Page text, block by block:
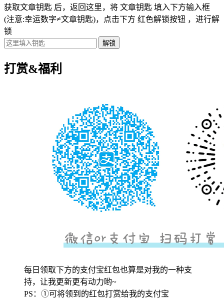
获取文章钥匙 后，返回这里，将 文章钥匙 填入下方输入框
(注意:幸运数字≠文章钥匙)，点击下方 红色解锁按钮 ，进行解
锁
打赏&福利
每日领取下方的支付宝红包也算是对我的一种支
持，让我更新更有动力哟~
PS：①可将领到的红包打赏给我的支付宝